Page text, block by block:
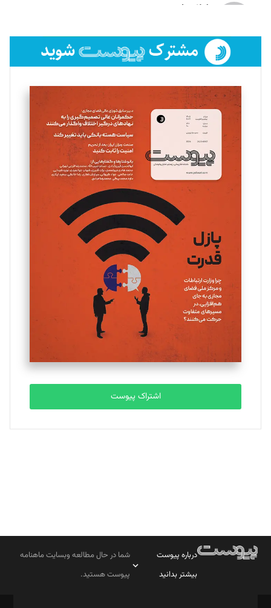
لیلا حنارود
فائزه فتحی رستمی
تحریریه
سروش کرمیان
تحریریه
مینا پاکدل
یسنا امان‌پور
تحریریه
ملینا جعفری
تحریریه
مصطفی مسجدی آرانی
تحریریه
بابک نقاش
تحریریه
اشتراک پیوست
درباره پیوست
بیشتر بدانید
شما در حال مطالعه وبسایت ماهنامه
پیوست هستید.